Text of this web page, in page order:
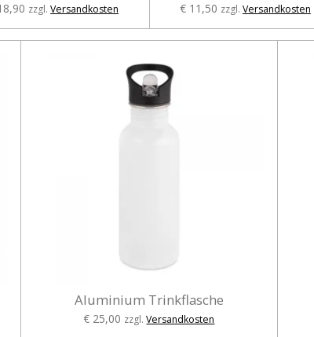
zzgl.Versandkosten € 11,50 zzgl. Versandkosten
Aluminium Trinkflasche
€ 25,00 zzgl.Versandkosten